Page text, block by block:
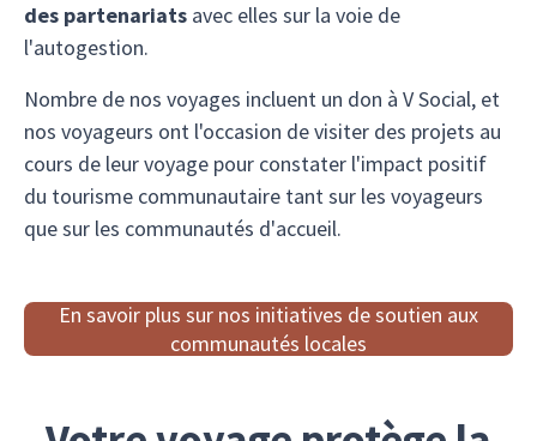
des partenariats avec elles sur la voie de
l'autogestion.
Nombre de nos voyages incluent un don à V Social, et
nos voyageurs ont l'occasion de visiter des projets au
cours de leur voyage pour constater l'impact positif
du tourisme communautaire tant sur les voyageurs
que sur les communautés d'accueil.
En savoir plus sur nos initiatives de soutien aux
communautés locales